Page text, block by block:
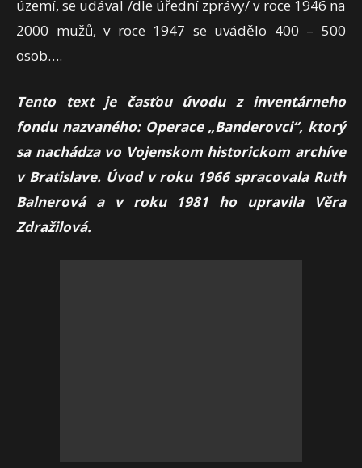
území, se udával /dle úřední zprávy/ v roce 1946 na
2000 mužů, v roce 1947 se uvádělo 400 – 500
osob….
Tento text je časťou úvodu z inventárneho
fondu nazvaného: Operace „Banderovci“, ktorý
sa nachádza vo Vojenskom historickom archíve
v Bratislave. Úvod v roku 1966 spracovala Ruth
Balnerová a v roku 1981 ho upravila Věra
Zdražilová.